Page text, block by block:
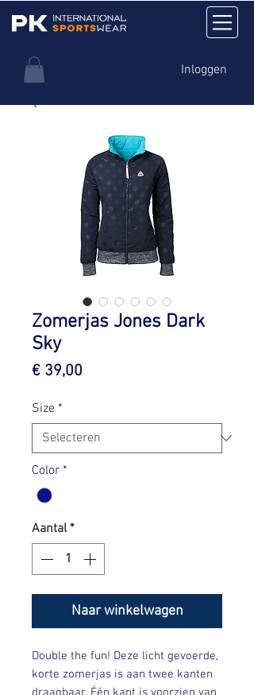
Inloggen
Zomerjas Jones Dark
Sky
€ 39,00
Size *
Color *
Aantal *
Naar winkelwagen
Double the fun! Deze licht gevoerde,
korte zomerjas is aan twee kanten